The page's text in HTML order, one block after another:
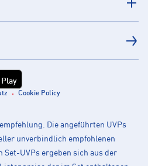
Play
Cookie Policy
Die angeführten UVPs
unverbindlich empfohlenen
Set-UVPs ergeben sich aus der